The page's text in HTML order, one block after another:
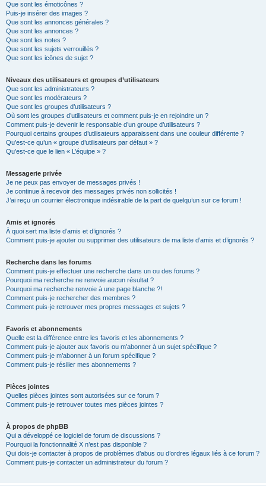
Que sont les émoticônes ?
Puis-je insérer des images ?
Que sont les annonces générales ?
Que sont les annonces ?
Que sont les notes ?
Que sont les sujets verrouillés ?
Que sont les icônes de sujet ?
Niveaux des utilisateurs et groupes d’utilisateurs
Que sont les administrateurs ?
Que sont les modérateurs ?
Que sont les groupes d’utilisateurs ?
Où sont les groupes d’utilisateurs et comment puis-je en rejoindre un ?
Comment puis-je devenir le responsable d’un groupe d’utilisateurs ?
Pourquoi certains groupes d’utilisateurs apparaissent dans une couleur différente ?
Qu’est-ce qu’un « groupe d’utilisateurs par défaut » ?
Qu’est-ce que le lien « L’équipe » ?
Messagerie privée
Je ne peux pas envoyer de messages privés !
Je continue à recevoir des messages privés non sollicités !
J’ai reçu un courrier électronique indésirable de la part de quelqu’un sur ce forum !
Amis et ignorés
À quoi sert ma liste d’amis et d’ignorés ?
Comment puis-je ajouter ou supprimer des utilisateurs de ma liste d’amis et d’ignorés ?
Recherche dans les forums
Comment puis-je effectuer une recherche dans un ou des forums ?
Pourquoi ma recherche ne renvoie aucun résultat ?
Pourquoi ma recherche renvoie à une page blanche ?!
Comment puis-je rechercher des membres ?
Comment puis-je retrouver mes propres messages et sujets ?
Favoris et abonnements
Quelle est la différence entre les favoris et les abonnements ?
Comment puis-je ajouter aux favoris ou m’abonner à un sujet spécifique ?
Comment puis-je m’abonner à un forum spécifique ?
Comment puis-je résilier mes abonnements ?
Pièces jointes
Quelles pièces jointes sont autorisées sur ce forum ?
Comment puis-je retrouver toutes mes pièces jointes ?
À propos de phpBB
Qui a développé ce logiciel de forum de discussions ?
Pourquoi la fonctionnalité X n’est pas disponible ?
Qui dois-je contacter à propos de problèmes d’abus ou d’ordres légaux liés à ce forum ?
Comment puis-je contacter un administrateur du forum ?